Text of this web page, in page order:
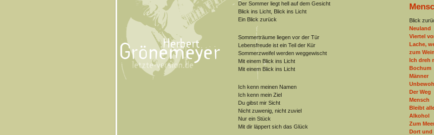
Der Sommer liegt hell auf dem Gesicht
Blick ins Licht, Blick ins Licht
Ein Blick zurück
Sommerträume liegen vor der Tür
Lebensfreude ist ein Teil der Kür
Sommerzweifel werden weggewischt
Mit einem Blick ins Licht
Mit einem Blick ins Licht
Ich kenn meinen Namen
Ich kenn mein Ziel
Du gibst mir Sicht
Nicht zuwenig, nicht zuviel
Nur ein Stück
Mit dir läppert sich das Glück
Blick
Neuland
Viertel
Lache,
zum
Ich dreh
Bochum
Männer
Der Weg
Mensch
Bleibt
Alkohol
Zum
Dort und